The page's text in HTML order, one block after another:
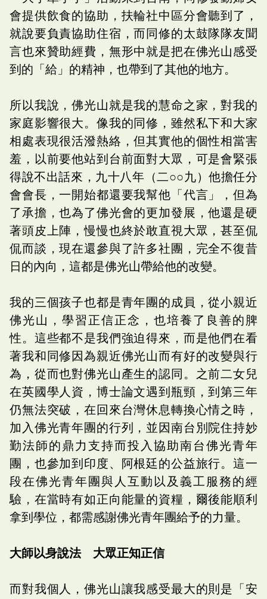
會提供飲食的協助，扶輪社中區分會聽到了，
就說要負責協助住宿，而同修的太鼓隊隊友聞
言也來贊助經費，無形中就是把在佛光山感受
到的「給」的精神，也帶到了其他的地方。
所以我說，佛光山就是我的慧命之家，對我的
家庭影響很大。像我的同修，雖然私下和大家
相處表現很活潑熱絡，但其實他的個性相當害
羞，以前要他站到台前面對大眾，可是會緊張
得說不出話來，九十八年（二○○九）他擔任分
會會長，一開始都還要我幫他「代言」，但為
了承擔，也為了佛光會的更加發展，他還是硬
著頭皮上陣，慢慢也終於敢直視大眾，甚至侃
侃而談，現在還參與了許多社團，完全不復昔
日的內向，這都是佛光山帶給他的改變。
我的三個孩子也都是青年團的成員，從小親近
佛光山，學習正信正念，也培養了良善的脾
性。這些都不是我們強迫得來，而是他們在看
著我和同修因為親近佛光山而有好的改變與行
為，從而也對佛光山產生的認同。之前二女兒
在英國學人資，博士論文遇到瓶頸，到第三年
仍無法突破，在回來台灣休息轉換心情之時，
加入佛光青年團的行列，並因南台別院住持妙
勤法師的鼎力支持而投入協助南台佛光青年
團，也參加到印度、阿根廷的公益旅行。這一
段在佛光青年團與人互動以及義工服務的經
驗，在當時有如正向能量的資糧，爾後能順利
拿到學位，都需感謝佛光青年團給予的力量。
大師以身說法 大眾正知正信
而對我個人，佛光山讓我感受最大的則是「安